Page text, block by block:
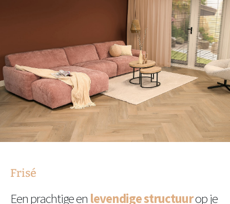
Frisé
Een prachtige en levendige structuurop je